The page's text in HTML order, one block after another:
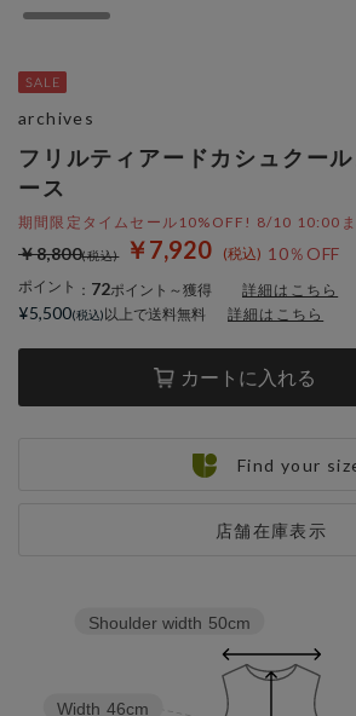
フリルティアードカシュクー
ース
期間限定タイムセール10%OFF! 8/10 10:00
￥7,920 10％OFF
￥8,800
ポイント ： 72ポイント～獲得 詳細はこちら
カートに入れる
店舗在庫表示
archives
¥5,500 以上で送料無料 詳細はこちら
Find your
Width 46cm
Shoulder width 50cm